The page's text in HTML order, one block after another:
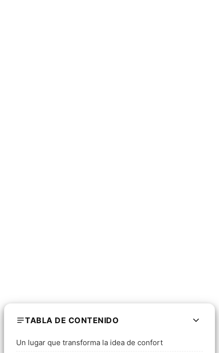
TABLA DE CONTENIDO
Un lugar que transforma la idea de confort